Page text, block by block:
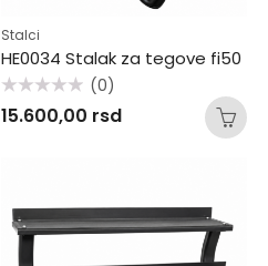
Stalci
HE0034 Stalak za tegove fi50
sa
(0)
15.600,00 rsd